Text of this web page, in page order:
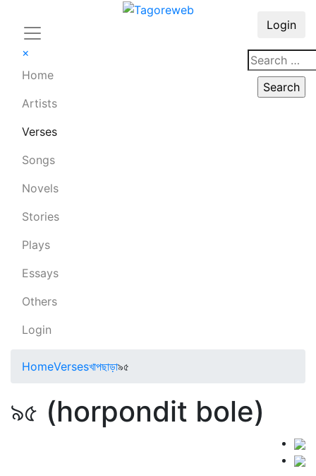
×
Home
Artists
Verses
Songs
Novels
Stories
Plays
Essays
Others
Login
Login
HomeVersesখাপছাড়া৯৫
৯৫ (horpondit bole)